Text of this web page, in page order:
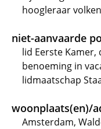
hoogleraar
niet-aanvaarde
lid Eerste
benoeming in
lidmaatschap
woonplaats(en)/
Amsterdam,